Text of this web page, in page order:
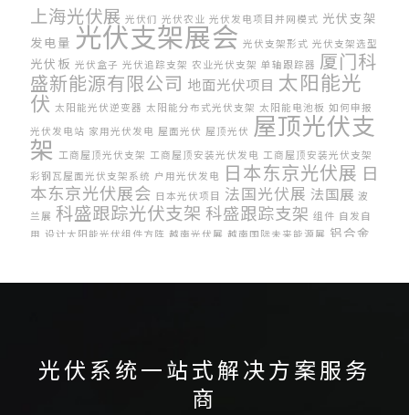
上海光伏展 光伏们 光伏农业 光伏发电项目并网模式 光伏支架
发电量 光伏支架展会 光伏支架形式 光伏支架选型
光伏板 光伏盒子 光伏追踪支架 农业光伏支架 单轴跟踪器 厦门科
盛新能源有限公司 地面光伏项目 太阳能光
伏 太阳能光伏逆变器 太阳能分布式光伏支架 太阳能电池板 如何申报
光伏发电站 家用光伏发电 屋面光伏 屋顶光伏 屋顶光伏支
架 工商屋顶光伏支架 工商屋顶安装光伏发电 工商屋顶安装光伏支架
彩钢瓦屋面光伏支架系统 户用光伏发电 日本东京光伏展 日
本东京光伏展会 日本光伏项目 法国光伏展 法国展 波
兰展 科盛跟踪光伏支架 科盛跟踪支架 组件 自发自
用 设计太阳能光伏组件方阵 越南光伏展 越南国际未来能源展 铝合金
光伏系统一站式解决方案服务
商